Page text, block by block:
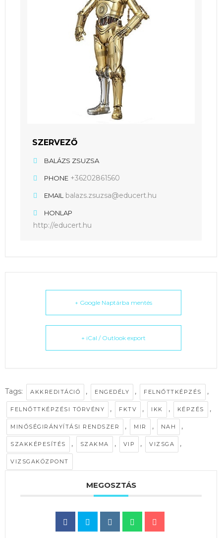
SZERVEZŐ
BALÁZS ZSUZSA
PHONE +36202861560
EMAIL balazs.zsuzsa@educert.hu
HONLAP
http://educert.hu
+ Google Naptárba mentés
+ iCal / Outlook export
Tags: AKKREDITÁCIÓ , ENGEDÉLY , FELNŐTTKÉPZÉS ,
FELNŐTTKÉPZÉSI TÖRVÉNY , FKTV , IKK , KÉPZÉS ,
MINŐSÉGIRÁNYÍTÁSI RENDSZER , MIR , NAH ,
SZAKKÉPESÍTÉS , SZAKMA , VIP , VIZSGA ,
VIZSGAKÖZPONT
MEGOSZTÁS